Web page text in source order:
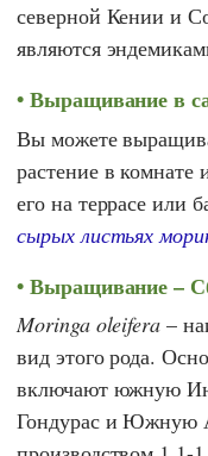
северной Кении и
являются
Выращивание в
Вы можете
растение в комнате
его на террасе или
сырых листьях
Выращивание –
Moringa oleifera –
вид этого рода.
включают южную
Гондурас и Южную